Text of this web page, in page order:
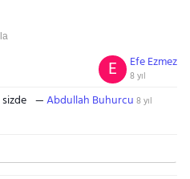
Efe Ezmez
8 yıl
E
Abdullah Buhurcu 8 yıl